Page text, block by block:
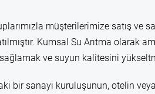
müşterilerimize satış ve
Kumsal Su Arıtma olarak
sağlamak ve suyun kalitesini
bir sanayi kuruluşunun, otelin